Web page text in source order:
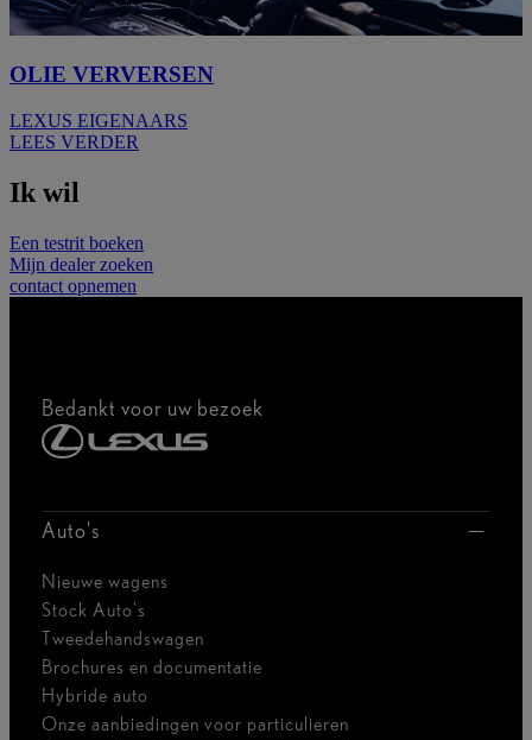
OLIE VERVERSEN
LEXUS EIGENAARS
LEES VERDER
Ik wil
Een testrit boeken
Mijn dealer zoeken
contact opnemen
Bedankt voor uw bezoek
Auto's
Nieuwe wagens
Stock Auto's
Tweedehandswagen
Brochures en documentatie
Hybride auto
Onze aanbiedingen voor particulieren